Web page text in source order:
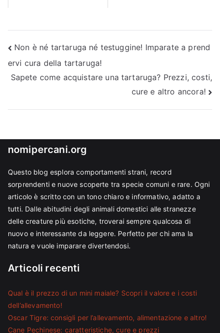
Navigazione
articoli
Non è né tartaruga né testuggine! Imparate a prend
ervi cura della tartaruga!
Sapete come acquistare una tartaruga? Prezzi, costi,
cure e altro ancora!
nomipercani.org
Questo blog esplora comportamenti strani, record
sorprendenti e nuove scoperte tra specie comuni e rare. Ogni
articolo è scritto con un tono chiaro e informativo, adatto a
tutti. Dalle abitudini degli animali domestici alle stranezze
delle creature più esotiche, troverai sempre qualcosa di
nuovo e interessante da leggere. Perfetto per chi ama la
natura e vuole imparare divertendosi.
Articoli recenti
Qual è il prezzo di un mini maiale? Scopri il valore e i costi
dell’allevamento!
Oscar Tigre: consigli per l’allevamento, alimentazione e altro!
Cane Pechinese: caratteristiche, cure e prezzi